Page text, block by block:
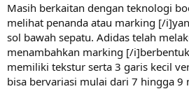
Masih berkaitan dengan teknologi
melihat penanda atau marking [/
sol bawah sepatu. Adidas telah
menambahkan marking [/
memiliki tekstur serta 3 garis kecil
bisa bervariasi mulai dari 7 hingga